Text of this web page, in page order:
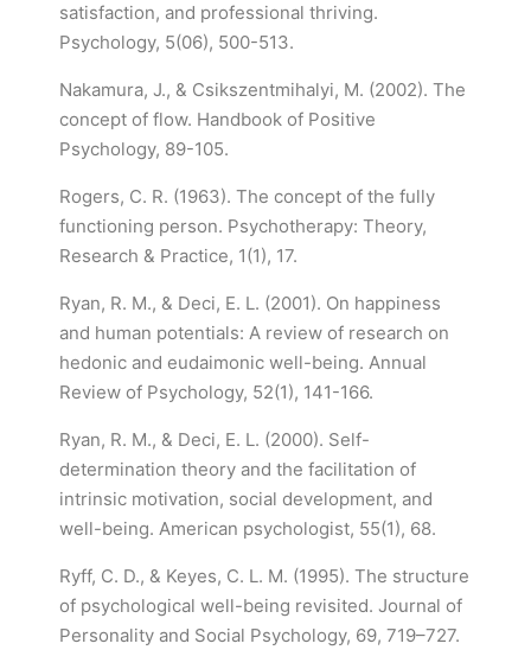
satisfaction, and professional thriving.
Psychology, 5(06), 500-513.
Nakamura, J., & Csikszentmihalyi, M. (2002). The
concept of flow. Handbook of Positive
Psychology, 89-105.
Rogers, C. R. (1963). The concept of the fully
functioning person. Psychotherapy: Theory,
Research & Practice, 1(1), 17.
Ryan, R. M., & Deci, E. L. (2001). On happiness
and human potentials: A review of research on
hedonic and eudaimonic well-being. Annual
Review of Psychology, 52(1), 141-166.
Ryan, R. M., & Deci, E. L. (2000). Self-
determination theory and the facilitation of
intrinsic motivation, social development, and
well-being. American psychologist, 55(1), 68.
Ryff, C. D., & Keyes, C. L. M. (1995). The structure
of psychological well-being revisited. Journal of
Personality and Social Psychology, 69, 719–727.